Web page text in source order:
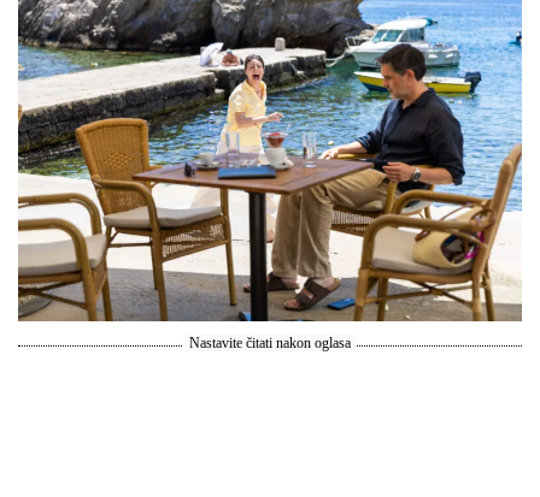
Nastavite čitati nakon oglasa